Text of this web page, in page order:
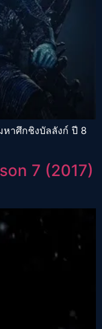
หาศึกชิงบัลลังก์ ปี 8
7 (2017)